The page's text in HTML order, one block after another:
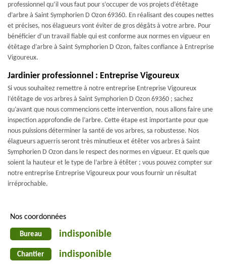
professionnel qu’il vous faut pour s’occuper de vos projets d’étêtage
d’arbre à Saint Symphorien D Ozon 69360. En réalisant des coupes nettes
et précises, nos élagueurs vont éviter de gros dégâts à votre arbre. Pour
bénéficier d’un travail fiable qui est conforme aux normes en vigueur en
étêtage d’arbre à Saint Symphorien D Ozon, faites confiance à Entreprise
Vigoureux.
Jardinier professionnel : Entreprise Vigoureux
Si vous souhaitez remettre à notre entreprise Entreprise Vigoureux
l’étêtage de vos arbres à Saint Symphorien D Ozon 69360 ; sachez
qu’avant que nous commencions cette intervention, nous allons faire une
inspection approfondie de l’arbre. Cette étape est importante pour que
nous puissions déterminer la santé de vos arbres, sa robustesse. Nos
élagueurs aguerris seront très minutieux et étêter vos arbres à Saint
Symphorien D Ozon dans le respect des normes en vigueur. Et quels que
soient la hauteur et le type de l’arbre à étêter ; vous pouvez compter sur
notre entreprise Entreprise Vigoureux pour vous fournir un résultat
irréprochable.
Nos coordonnées
Bureau indisponible
Chantier indisponible